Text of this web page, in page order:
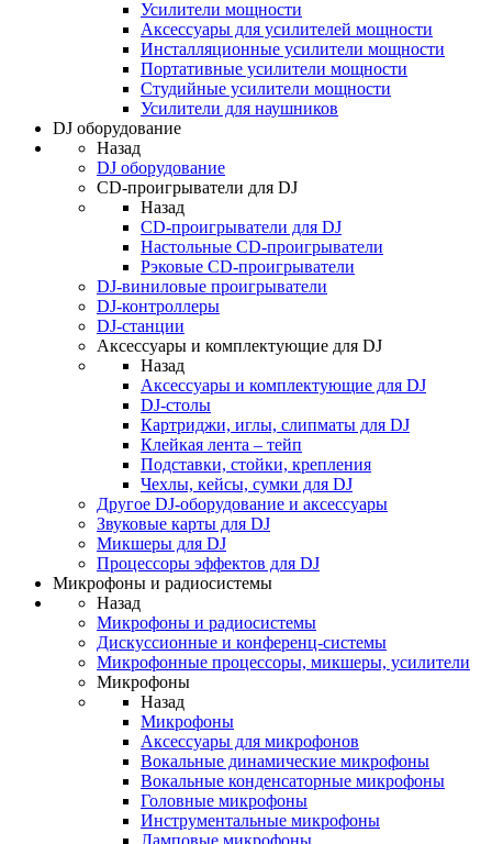
Усилители мощности
Аксессуары для усилителей мощности
Инсталляционные усилители мощности
Портативные усилители мощности
Студийные усилители мощности
Усилители для наушников
DJ оборудование
Назад
DJ оборудование
CD-проигрыватели для DJ
Назад
CD-проигрыватели для DJ
Настольные CD-проигрыватели
Рэковые CD-проигрыватели
DJ-виниловые проигрыватели
DJ-контроллеры
DJ-станции
Аксессуары и комплектующие для DJ
Назад
Аксессуары и комплектующие для DJ
DJ-столы
Картриджи, иглы, слипматы для DJ
Клейкая лента – тейп
Подставки, стойки, крепления
Чехлы, кейсы, сумки для DJ
Другое DJ-оборудование и аксессуары
Звуковые карты для DJ
Микшеры для DJ
Процессоры эффектов для DJ
Микрофоны и радиосистемы
Назад
Микрофоны и радиосистемы
Дискуссионные и конференц-системы
Микрофонные процессоры, микшеры, усилители
Микрофоны
Назад
Микрофоны
Аксессуары для микрофонов
Вокальные динамические микрофоны
Вокальные конденсаторные микрофоны
Головные микрофоны
Инструментальные микрофоны
Ламповые микрофоны